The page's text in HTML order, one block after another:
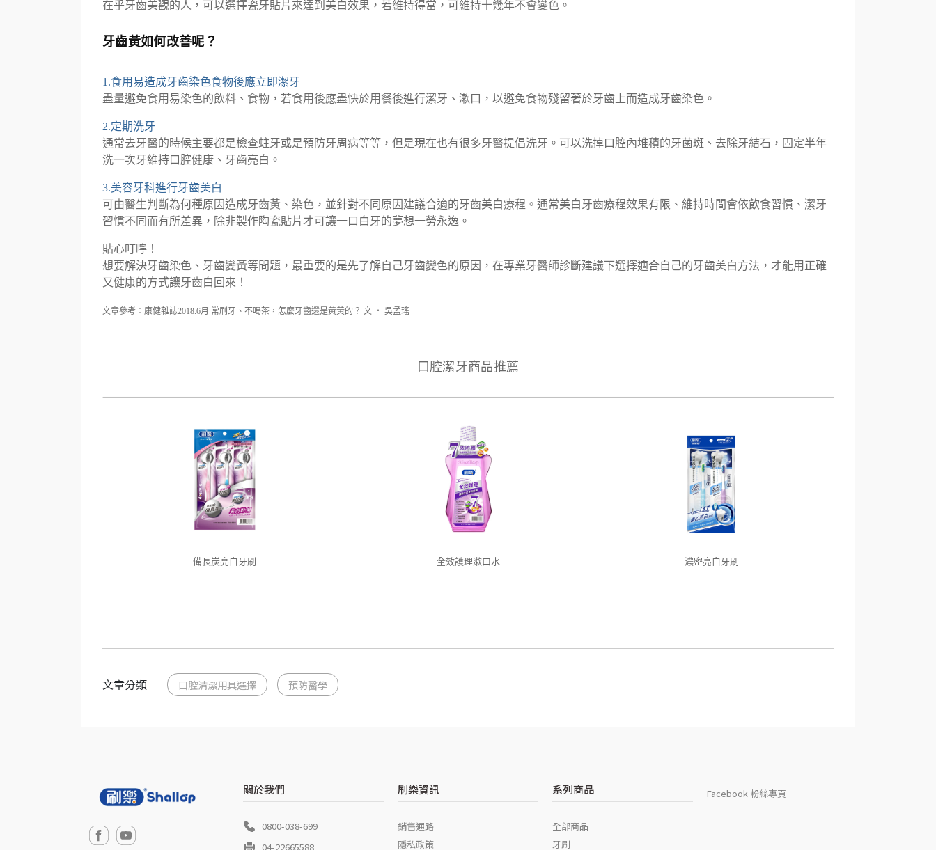
在乎牙齒美觀的人，可以選擇瓷牙貼片來達到美白效果，若維持得當，可維持十幾年不會變色。
牙齒黃如何改善呢？
1.食用易造成牙齒染色食物後應立即潔牙
盡量避免食用易染色的飲料、食物，若食用後應盡快於用餐後進行潔牙、漱口，以避免食物殘留著於牙齒上而造成牙齒染色。
2.定期洗牙
通常去牙醫的時候主要都是檢查蛀牙或是預防牙周病等等，但是現在也有很多牙醫提倡洗牙。可以洗掉口腔內堆積的牙菌斑、去除牙結石，固定半年
洗一次牙維持口腔健康、牙齒亮白。
3.美容牙科進行牙齒美白
可由醫生判斷為何種原因造成牙齒黃、染色，並針對不同原因建議合適的牙齒美白療程。通常美白牙齒療程效果有限、維持時間會依飲食習慣、潔牙
習慣不同而有所差異，除非製作陶瓷貼片才可讓一口白牙的夢想一勞永逸。
貼心叮嚀！
想要解決牙齒染色、牙齒變黃等問題，最重要的是先了解自己牙齒變色的原因，在專業牙醫師診斷建議下選擇適合自己的牙齒美白方法，才能用正確
又健康的方式讓牙齒白回來！
文章參考：康健雜誌2018.6月 常刷牙、不喝茶，怎麼牙齒還是黃黃的？ 文 ‧ 吳孟瑤
口腔潔牙商品推薦
備長炭亮白牙刷 全效護理漱口水 濃密亮白牙刷
文章分類 口腔清潔用具選擇 預防醫學
關於我們
0800-038-699
04-22665588
刷樂資訊
銷售通路
隱私政策
系列商品
全部商品
牙刷
Facebook 粉絲專頁